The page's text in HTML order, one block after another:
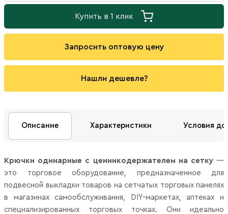
Купить в 1 клик
Запросить оптовую цену
Нашли дешевле?
Описание Характеристики Условия
Крючки одинарные с ценникодержателем на сетку —
это торговое оборудование, предназначенное для
подвесной выкладки товаров на сетчатых торговых панелях
в магазинах самообслуживания, DIY-маркетах, аптеках и
специализированных торговых точках. Они идеально